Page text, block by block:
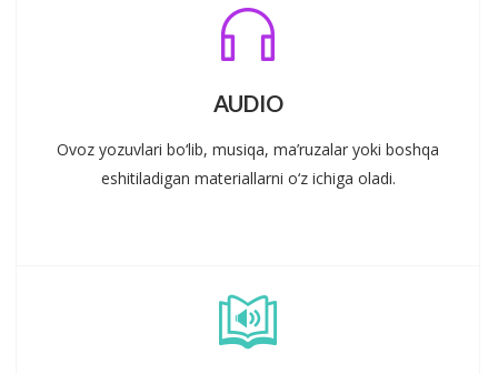
AUDIO
Ovoz yozuvlari bo‘lib, musiqa, ma’ruzalar yoki boshqa
eshitiladigan materiallarni o‘z ichiga oladi.